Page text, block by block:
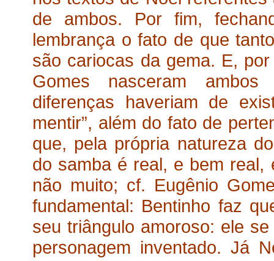
de ambos. Por fim,
lembrança o fato de que
são cariocas da gema. E,
Gomes nasceram
diferenças haveriam de
mentir”, além do fato de
que, pela própria natureza
do samba é real, e bem
não muito; cf. Eugênio
fundamental: Bentinho faz
seu triângulo amoroso: ele
personagem inventado. Já